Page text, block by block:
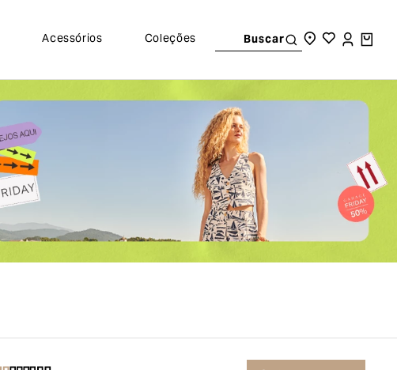
Acessórios Coleções Buscar